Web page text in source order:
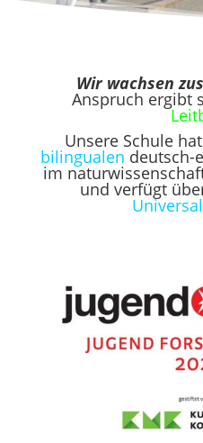
Wir wachsen
Anspruch ergibt
Unsere Schule
bilingualen deutsch-
im
und verfügt